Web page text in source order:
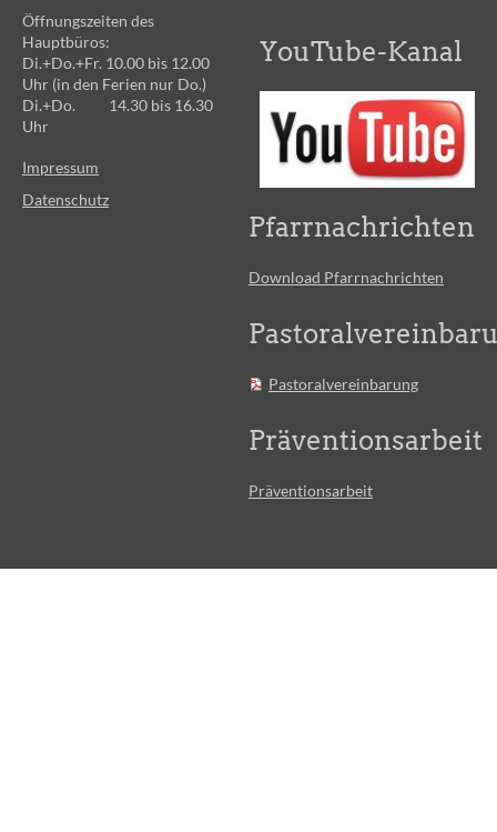
Öffnungszeiten des
Hauptbüros:
Di.+Do.+Fr. 10.00 bis 12.00
Uhr (in den Ferien nur Do.)
Di.+Do. 14.30 bis 16.30
Uhr
Impressum
Datenschutz
YouTube-Kanal
Pfarrnachrichten
Download Pfarrnachrichten
Pastoralvereinbarung
Präventionsarbeit
Präventionsarbeit